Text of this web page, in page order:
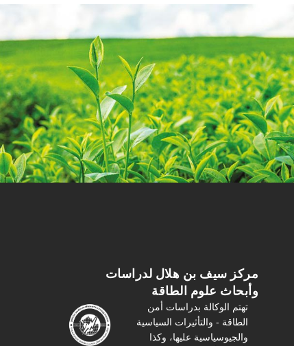
مركز سیف بن هلال لدراسات
وأبحاث علوم الطاقة
تهتم الوكالة بدراسات أمن
الطاقة - والتأثیرات السیاسیة
والجیوسیاسیة عليها، وكذا